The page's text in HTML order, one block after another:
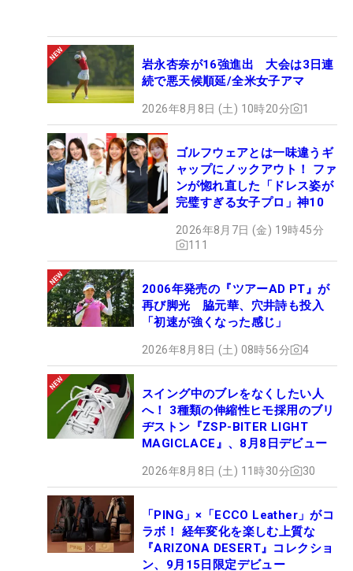
岩永杏奈が16強進出 大会は3日連
続で悪天候順延/全米女子アマ
2026年8月8日 (土) 10時20分 1
ゴルフウェアとは一味違うギ
ャップにノックアウト！ ファ
ンが惚れ直した「ドレス姿が
完璧すぎる女子プロ」神10
2026年8月7日 (金) 19時45分
111
2006年発売の『ツアーAD PT』が
再び脚光 脇元華、穴井詩も投入
「初速が強くなった感じ」
2026年8月8日 (土) 08時56分 4
スイング中のブレをなくしたい人
へ！ 3種類の伸縮性ヒモ採用のブリ
ヂストン『ZSP-BITER LIGHT
MAGICLACE』、8月8日デビュー
2026年8月8日 (土) 11時30分 30
「PING」×「ECCO Leather」がコ
ラボ！ 経年変化を楽しむ上質な
『ARIZONA DESERT』コレクショ
ン、9月15日限定デビュー